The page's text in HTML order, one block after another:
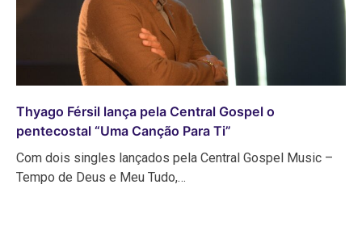
Thyago Férsil lança pela Central Gospel o
pentecostal “Uma Canção Para Ti”
Com dois singles lançados pela Central Gospel Music –
Tempo de Deus e Meu Tudo,…